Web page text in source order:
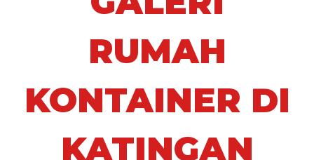
RUMAH
KONTAINER DI
KATINGAN